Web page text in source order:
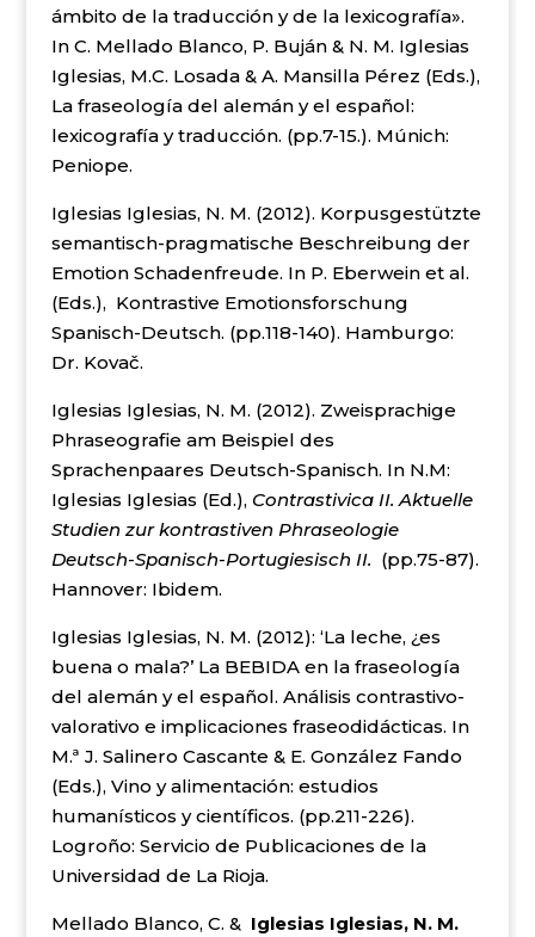
ámbito de la traducción y de la lexicografía».
In C. Mellado Blanco, P. Buján & N. M. Iglesias
Iglesias, M.C. Losada & A. Mansilla Pérez (Eds.),
La fraseología del alemán y el español:
lexicografía y traducción. (pp.7-15.). Múnich:
Peniope.
Iglesias Iglesias, N. M. (2012). Korpusgestützte
semantisch-pragmatische Beschreibung der
Emotion Schadenfreude. In P. Eberwein et al.
(Eds.), Kontrastive Emotionsforschung
Spanisch-Deutsch. (pp.118-140). Hamburgo:
Dr. Kovač.
Iglesias Iglesias, N. M. (2012). Zweisprachige
Phraseografie am Beispiel des
Sprachenpaares Deutsch-Spanisch. In N.M:
Iglesias Iglesias (Ed.), Contrastivica II. Aktuelle
Studien zur kontrastiven Phraseologie
Deutsch-Spanisch-Portugiesisch II. (pp.75-87).
Hannover: Ibidem.
Iglesias Iglesias, N. M. (2012): ‘La leche, ¿es
buena o mala?’ La BEBIDA en la fraseología
del alemán y el español. Análisis contrastivo-
valorativo e implicaciones fraseodidácticas. In
M.ª J. Salinero Cascante & E. González Fando
(Eds.), Vino y alimentación: estudios
humanísticos y científicos. (pp.211-226).
Logroño: Servicio de Publicaciones de la
Universidad de La Rioja.
Mellado Blanco, C. & Iglesias Iglesias, N. M.